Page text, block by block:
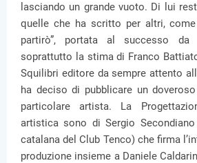
lasciando un grande vuoto. Di lui
quelle che ha scritto per altri,
partirò”, portata al successo da
soprattutto la stima di Franco
Squilibri editore da sempre attento
ha deciso di pubblicare un
particolare artista. La
artistica sono di Sergio
catalana del Club Tenco) che firma
produzione insieme a Daniele